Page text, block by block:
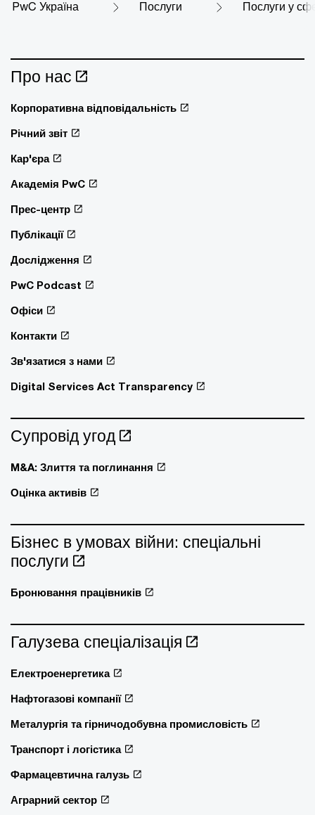
PwC Україна Послуги Послуги у
Про нас
Корпоративна відповідальність
Річний звіт
Кар'єра
Академія PwC
Прес-центр
Публікації
Дослідження
PwC Podcast
Офіси
Контакти
Зв'язатися з нами
Digital Services Act Transparency
Супровід угод
M&A: Злиття та поглинання
Оцінка активів
Бізнес в умовах війни: спеціальні
послуги
Бронювання працівників
Галузева спеціалізація
Електроенергетика
Нафтогазові компанії
Металургія та гірничодобувна промисловість
Транспорт і логістика
Фармацевтична галузь
Аграрний сектор